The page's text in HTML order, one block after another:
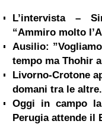
L’intervista –
“Ammiro molto
Ausilio:
tempo ma Thohir
Livorno-Crotone
domani tra le
Oggi in campo
Perugia attende il